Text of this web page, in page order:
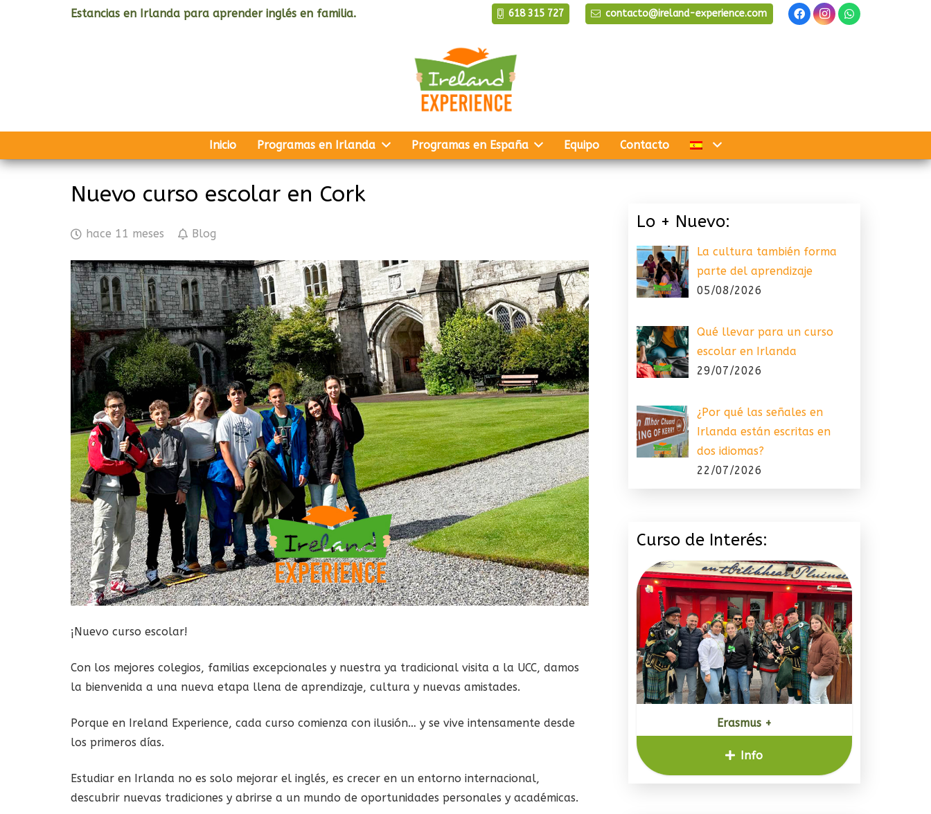
Estancias en Irlanda para aprender inglés en familia. 618 315 727 contacto@ireland-experience.com
Inicio Programas en Irlanda Programas en España Equipo Contacto
Nuevo curso escolar en Cork
hace 11 meses Blog
¡Nuevo curso escolar!
Con los mejores colegios, familias excepcionales y nuestra ya tradicional visita a la UCC, damos
la bienvenida a una nueva etapa llena de aprendizaje, cultura y nuevas amistades.
Porque en Ireland Experience, cada curso comienza con ilusión… y se vive intensamente desde
los primeros días.
Estudiar en Irlanda no es solo mejorar el inglés, es crecer en un entorno internacional,
descubrir nuevas tradiciones y abrirse a un mundo de oportunidades personales y académicas.
Lo + Nuevo:
La cultura también forma
parte del aprendizaje
05/08/2026
Qué llevar para un curso
escolar en Irlanda
29/07/2026
¿Por qué las señales en
Irlanda están escritas en
dos idiomas?
22/07/2026
Curso de Interés:
Erasmus +
Info